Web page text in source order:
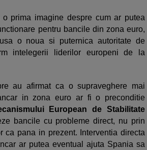
o prima imagine despre cum ar putea
pentru bancile din zona euro,
o noua si puternica autoritate de
intelegerii liderilor europeni de la
au afirmat ca o supraveghere mai
in zona euro ar fi o preconditie
European de Stabilitate
bancile cu probleme direct, nu prin
ca pana in prezent. Interventia directa
ar putea eventual ajuta Spania sa